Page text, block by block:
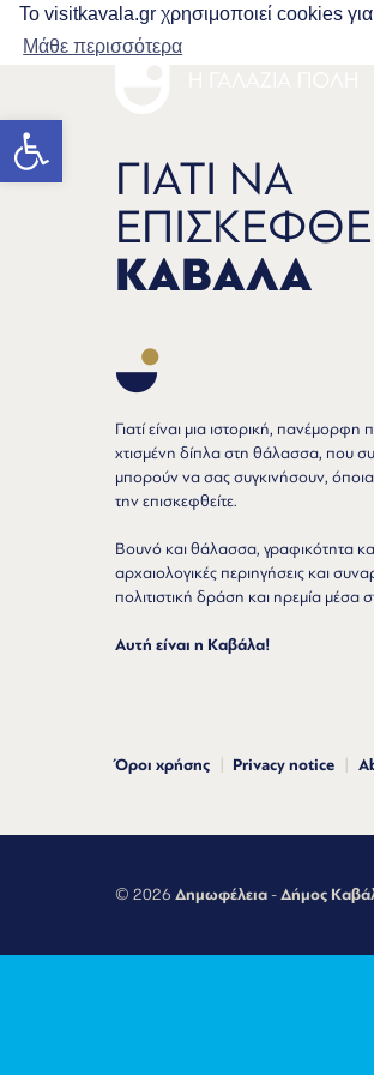
Το visitkavala.gr χρησιμοποιεί cookies
Μάθε περισσότερα
Ανοίξτε τη γραμμή εργαλείων
ΓΙΑΤΙ ΝΑ
ΚΑΒΑΛΑ
Γιατί είναι μια ιστορική,
χτισμένη δίπλα στη θάλασσα, που
μπορούν να σας συγκινήσουν, όποια
την επισκεφθείτε.
Βουνό και θάλασσα, γραφικότητα
αρχαιολογικές περιηγήσεις και
πολιτιστική δράση και ηρεμία μέσα
Αυτή είναι η Καβάλα!
Όροι χρήσης Privacy notice
© 2026 Δημωφέλεια- Δήμος